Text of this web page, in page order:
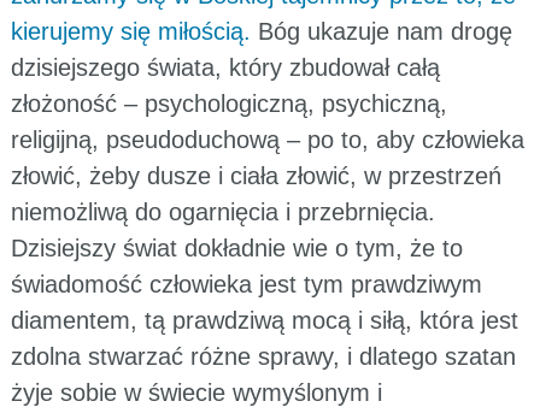
kierujemy się miłością. Bóg ukazuje nam drogę
dzisiejszego świata, który zbudował całą
złożoność – psychologiczną, psychiczną,
religijną, pseudoduchową – po to, aby człowieka
złowić, żeby dusze i ciała złowić, w przestrzeń
niemożliwą do ogarnięcia i przebrnięcia.
Dzisiejszy świat dokładnie wie o tym, że to
świadomość człowieka jest tym prawdziwym
diamentem, tą prawdziwą mocą i siłą, która jest
zdolna stwarzać różne sprawy, i dlatego szatan
żyje sobie w świecie wymyślonym i